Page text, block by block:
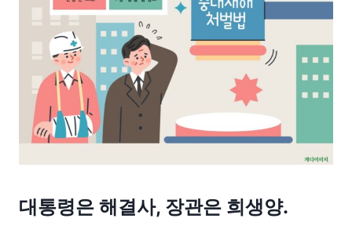
대통령은 해결사, 장관은 희생양.